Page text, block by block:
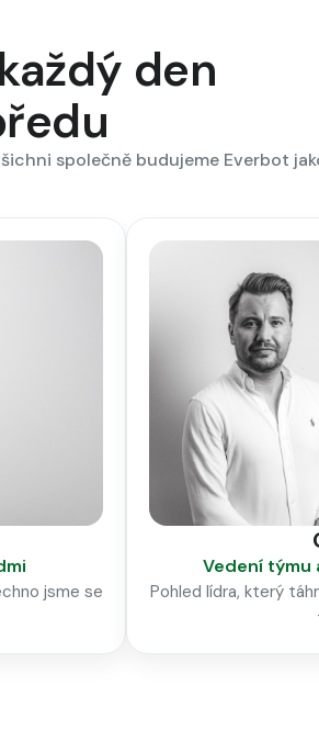
den
společně budujeme Everbot
jsme se
Vedení týmu
Pohled lídra, který